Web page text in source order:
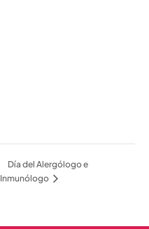
Día del Alergólogo e
Inmunólogo